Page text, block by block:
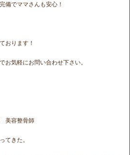
備でママさんも安心！
おります！
お気軽にお問い合わせ下さい。
美容整骨師
てきた。